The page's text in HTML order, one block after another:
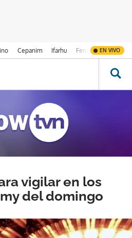
Cepanim Ifarhu Fenómeno de El
EN VIVO
vigilar en los
del domingo